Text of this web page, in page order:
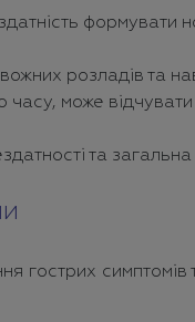
формувати
розладів та
може
та
гострих